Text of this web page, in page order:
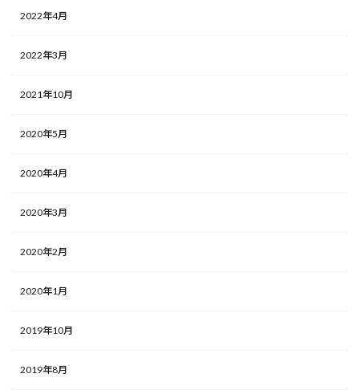
2022年4月
2022年3月
2021年10月
2020年5月
2020年4月
2020年3月
2020年2月
2020年1月
2019年10月
2019年8月